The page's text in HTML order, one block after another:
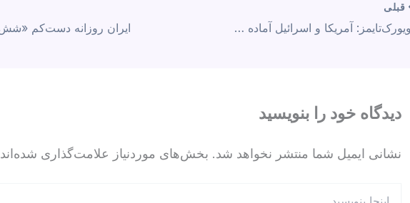
o
a
m
A
p
قبلی
نیویورک‌تایمز: آمریکا و اسرائیل آماده شروع حملات به جمهوری اسلامی می‌شوند
دیدگاه‌ خود را بنویسید
نشانی ایمیل شما منتشر نخواهد شد. بخش‌های موردنیاز علامت‌گذاری شده‌اند